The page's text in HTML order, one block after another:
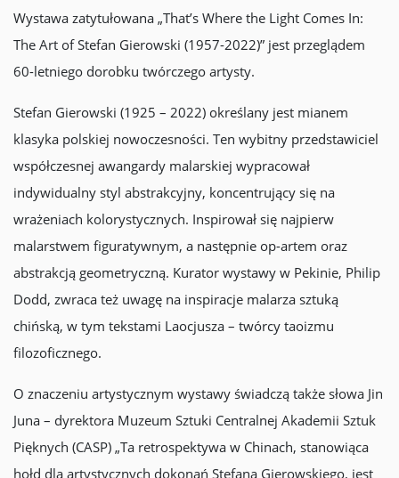
Wystawa zatytułowana „That’s Where the Light Comes In:
The Art of Stefan Gierowski (1957-2022)” jest przeglądem
60-letniego dorobku twórczego artysty.
Stefan Gierowski (1925 – 2022) określany jest mianem
klasyka polskiej nowoczesności. Ten wybitny przedstawiciel
współczesnej awangardy malarskiej wypracował
indywidualny styl abstrakcyjny, koncentrujący się na
wrażeniach kolorystycznych. Inspirował się najpierw
malarstwem figuratywnym, a następnie op-artem oraz
abstrakcją geometryczną. Kurator wystawy w Pekinie, Philip
Dodd, zwraca też uwagę na inspiracje malarza sztuką
chińską, w tym tekstami Laocjusza – twórcy taoizmu
filozoficznego.
O znaczeniu artystycznym wystawy świadczą także słowa Jin
Juna – dyrektora Muzeum Sztuki Centralnej Akademii Sztuk
Pięknych (CASP) „Ta retrospektywa w Chinach, stanowiąca
hołd dla artystycznych dokonań Stefana Gierowskiego, jest